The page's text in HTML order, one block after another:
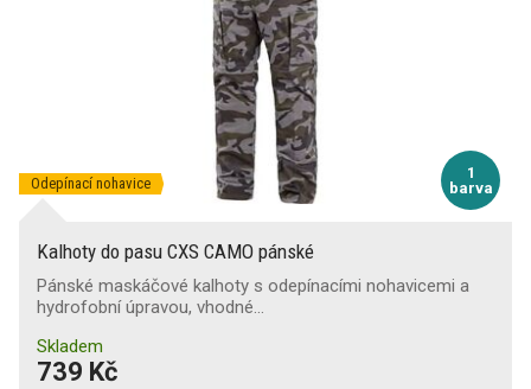
1
barva
Odepínací nohavice
Kalhoty do pasu CXS CAMO pánské
Pánské maskáčové kalhoty s odepínacími nohavicemi a
hydrofobní úpravou, vhodné…
Skladem
739 Kč